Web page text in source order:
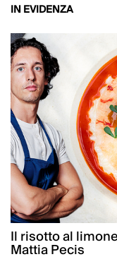
IN EVIDENZA
Il risotto al
Mattia Pecis